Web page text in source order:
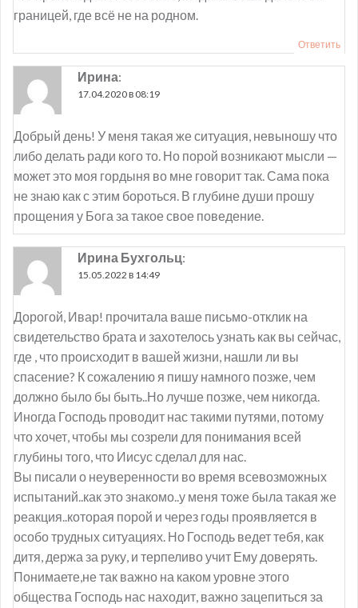
границей, где всё не на родном.
Ответить
Ирина:
17.04.2020 в 08:19
Добрый день! У меня такая же ситуация, невыношу что
либо делать ради кого то. Но порой возникают мысли —
может это моя гордыня во мне говорит так. Сама пока
не знаю как с этим бороться. В глубине души прошу
прощения у Бога за такое свое поведение.
Ирина Бухгольц:
15.05.2022 в 14:49
Дорогой, Ивар! прочитала ваше письмо-отклик на
свидетельство брата и захотелось узнать как вы сейчас,
где , что происходит в вашей жизни, нашли ли вы
спасение? К сожалению я пишу намного позже, чем
должно было бы быть..Но лучше позже, чем никогда.
Иногда Господь проводит нас такими путями, потому
что хочет, чтобы мы созрели для понимания всей
глубины того, что Иисус сделал для нас.
Вы писали о неуверенности во время всевозможных
испытаний..как это знакомо..у меня тоже была такая же
реакция..которая порой и через годы проявляется в
особо трудных ситуациях. Но Господь ведет тебя, как
дитя, держа за руку, и терпеливо учит Ему доверять.
Понимаете,не так важно на каком уровне этого
общества Господь нас находит, важно зацепиться за